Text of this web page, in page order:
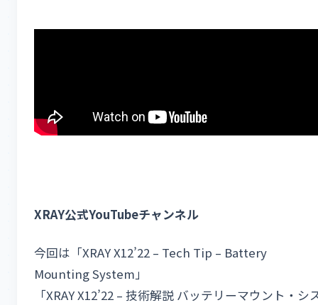
XRAY公式YouTubeチャンネル
今回は「XRAY X12’22 – Tech Tip – Battery
Mounting System」
「XRAY X12’22 – 技術解説 バッテリーマウント・シ